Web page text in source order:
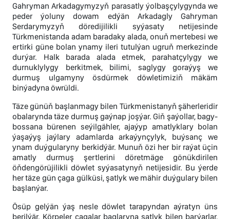
Gahryman Arkadagymyzyň parasatly ýolbaşçylygynda we
peder ýoluny dowam edýän Arkadagly Gahryman
Serdarymyzyň döredijilikli syýasaty netijesinde
Türkmenistanda adam baradaky alada, onuň mertebesi we
ertirki güne bolan ynamy ileri tutulýan ugruň merkezinde
durýar. Halk barada alada etmek, parahatçylygy we
durnuklylygy berkitmek, bilimi, saglygy goraýyş we
durmuş ulgamyny ösdürmek döwletimiziň mäkäm
binýadyna öwrüldi.
Täze günüň başlanmagy bilen Türkmenistanyň şäherleridir
obalarynda täze durmuş gaýnap joşýar. Giň şaýollar, bagy-
bossana bürenen seýilgähler, ajaýyp amatlyklary bolan
ýaşaýyş jaýlary adamlarda arkaýynçylyk, buýsanç we
ynam duýgularyny berkidýär. Munuň özi her bir raýat üçin
amatly durmuş şertlerini döretmäge gönükdirilen
öňdengörüjilikli döwlet syýasatynyň netijesidir. Bu ýerde
her täze gün çaga gülküsi, şatlyk we mähir duýgulary bilen
başlanýar.
Ösüp gelýän ýaş nesle döwlet tarapyndan aýratyn üns
berilýär. Körpeler çagalar baglaryna şatlyk bilen barýarlar,